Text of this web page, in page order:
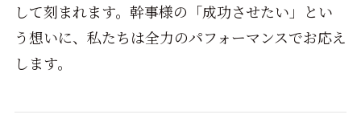
して刻まれます。幹事様の「成功させたい」とい
う想いに、私たちは全力のパフォーマンスでお応え
します。